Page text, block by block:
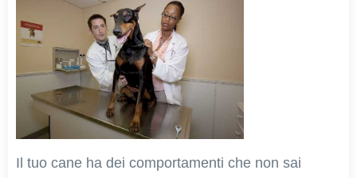
Il tuo cane ha dei comportamenti che non sai